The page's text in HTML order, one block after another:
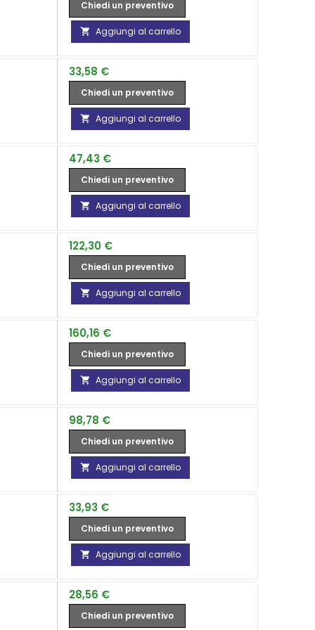
Chiedi un preventivo
 Aggiungi al carrello
Prezzo
33,58 €
Chiedi un preventivo
 Aggiungi al carrello
Prezzo
47,43 €
Chiedi un preventivo
 Aggiungi al carrello
Prezzo
122,30 €
Chiedi un preventivo
 Aggiungi al carrello
Prezzo
160,16 €
Chiedi un preventivo
 Aggiungi al carrello
Prezzo
98,78 €
Chiedi un preventivo
 Aggiungi al carrello
Prezzo
33,93 €
Chiedi un preventivo
 Aggiungi al carrello
Prezzo
28,56 €
Chiedi un preventivo